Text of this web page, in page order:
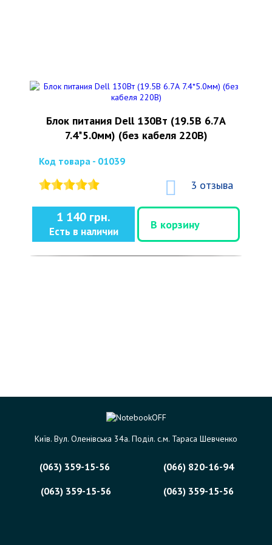
Блок питания Dell 130Вт (19.5В 6.7А
7.4*5.0мм) (без кабеля 220В)
Код товара - 01039
3 отзыва
1 140 грн.
Есть в наличии
В корзину
Київ. Вул. Оленівська 34а. Поділ. с.м. Тараса Шевченко
(063) 359-15-56
(066) 820-16-94
(063) 359-15-56
(063) 359-15-56